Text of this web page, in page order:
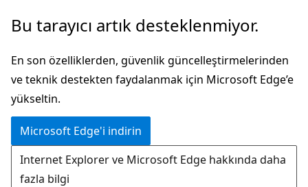
Ana
atla
Sayfa
gezintiye
atla
Bu tarayıcı artık desteklenmiyor.
En son özelliklerden, güvenlik güncelleştirmelerinden
ve teknik destekten faydalanmak için Microsoft Edge’e
yükseltin.
Microsoft Edge'i indirin
Internet Explorer ve Microsoft Edge hakkında daha
fazla bilgi